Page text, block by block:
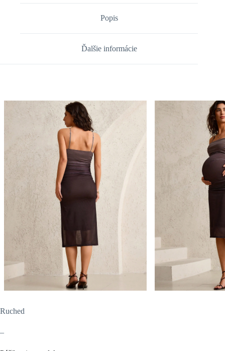
Popis
Ďalšie informácie
Ruched
–